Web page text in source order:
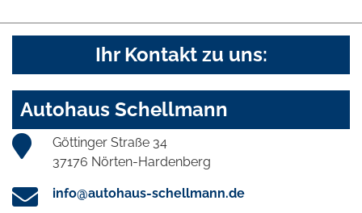
Ihr Kontakt zu uns:
Autohaus Schellmann
Göttinger Straße 34
37176 Nörten-Hardenberg
info@autohaus-schellmann.de